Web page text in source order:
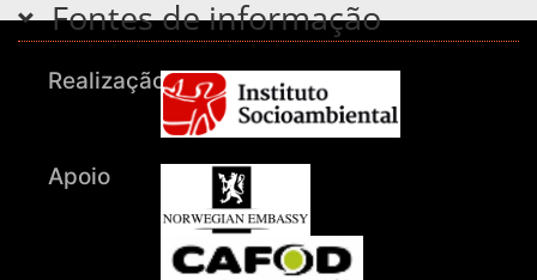
Fontes de informação